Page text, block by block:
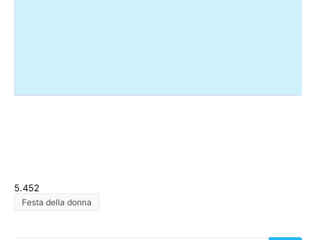
5.452
Festa della donna